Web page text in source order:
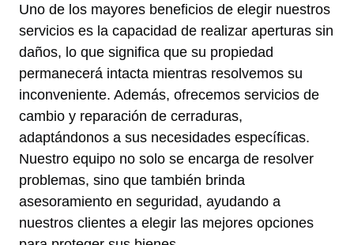
Uno de los mayores beneficios de elegir nuestros
servicios es la capacidad de realizar aperturas sin
daños, lo que significa que su propiedad
permanecerá intacta mientras resolvemos su
inconveniente. Además, ofrecemos servicios de
cambio y reparación de cerraduras,
adaptándonos a sus necesidades específicas.
Nuestro equipo no solo se encarga de resolver
problemas, sino que también brinda
asesoramiento en seguridad, ayudando a
nuestros clientes a elegir las mejores opciones